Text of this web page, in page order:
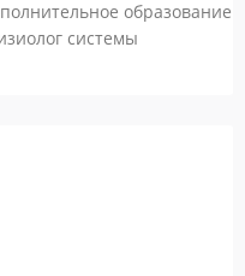
образование
системы